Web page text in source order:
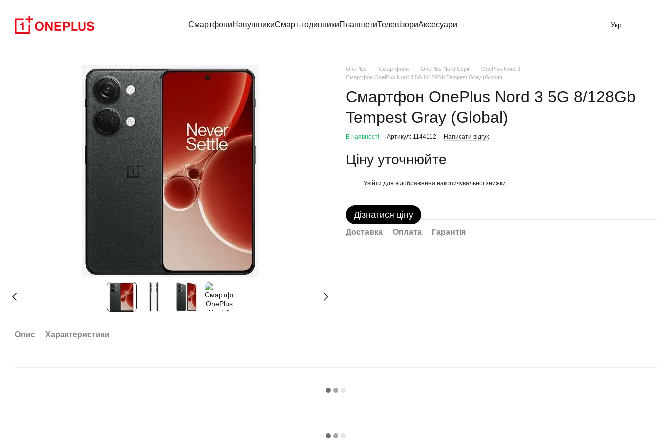
СмартфониНавушникиСмарт-годинникиПланшетиТелевізориАксесуари Укр
Опис Характеристики
OnePlus Смартфони OnePlus Nord Серії
OnePlus Nord 3
Смартфон OnePlus Nord 3 5G 8/128Gb Tempest Gray (Global)
Смартфон OnePlus Nord 3 5G 8/128Gb
Tempest Gray (Global)
В наявності Артикул: 1144112 Написати відгук
Ціну уточнюйте
Увійти для відображення накопичувальної знижки
Дізнатися ціну
Доставка Оплата Гарантія